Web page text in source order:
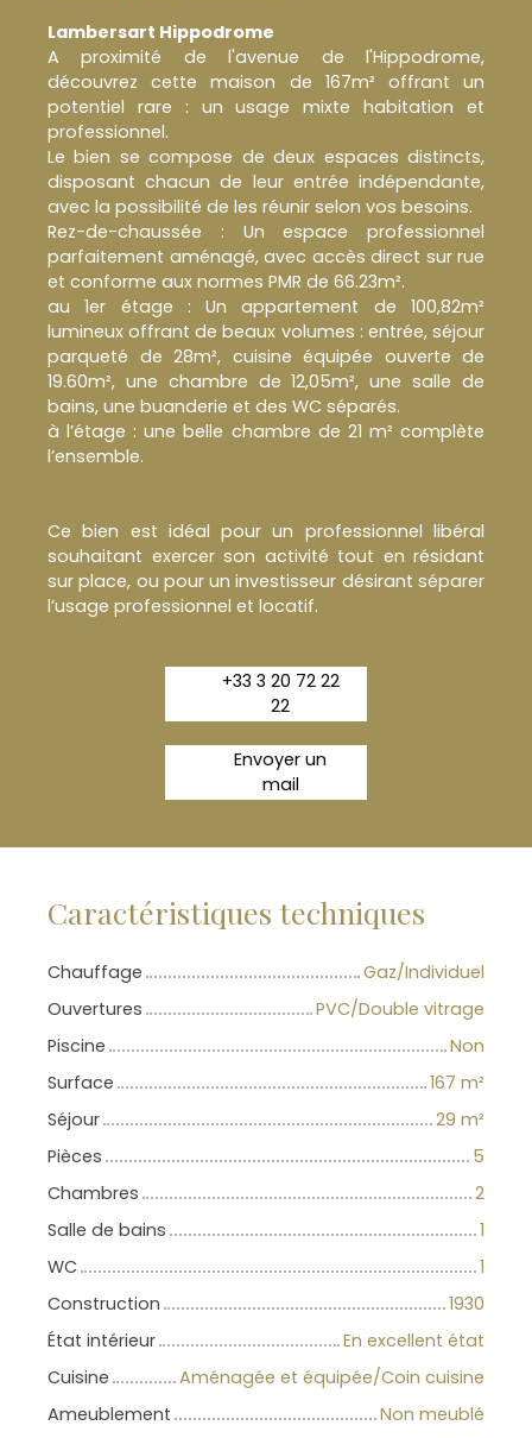
Lambersart Hippodrome
A proximité de l'avenue de l'Hippodrome,
découvrez cette maison de 167m² offrant un
potentiel rare : un usage mixte habitation et
professionnel.
Le bien se compose de deux espaces distincts,
disposant chacun de leur entrée indépendante,
avec la possibilité de les réunir selon vos besoins.
Rez-de-chaussée : Un espace professionnel
parfaitement aménagé, avec accès direct sur rue
et conforme aux normes PMR de 66.23m².
au 1er étage : Un appartement de 100,82m²
lumineux offrant de beaux volumes : entrée, séjour
parqueté de 28m², cuisine équipée ouverte de
19.60m², une chambre de 12,05m², une salle de
bains, une buanderie et des WC séparés.
à l’étage : une belle chambre de 21 m² complète
l’ensemble.
Ce bien est idéal pour un professionnel libéral
souhaitant exercer son activité tout en résidant
sur place, ou pour un investisseur désirant séparer
l’usage professionnel et locatif.
+33 3 20 72 22
22
Envoyer un
mail
Caractéristiques techniques
Chauffage
Gaz/Individuel
Ouvertures
PVC/Double vitrage
Piscine
Non
Surface
167 m²
Séjour
29 m²
Pièces
5
Chambres
2
Salle de bains
1
WC
1
Construction
1930
État intérieur
En excellent état
Cuisine
Aménagée et équipée/Coin cuisine
Ameublement
Non meublé